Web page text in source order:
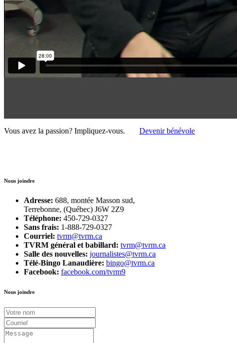
Vous avez la passion? Impliquez-vous. Devenir bénévole
Nous joindre
Adresse: 688, montée Masson sud,
Terrebonne, (Québec) J6W 2Z9
Téléphone: 450-729-0327
Sans frais: 1-888-729-0327
Courriel: tvrm@tvrm.ca
TVRM général et babillard: tvrm@tvrm.ca
Salle des nouvelles: journalistes@tvrm.ca
Télé-Bingo Lanaudière: bingo@tvrm.ca
Facebook: facebook.com/tvrm9
Nous joindre